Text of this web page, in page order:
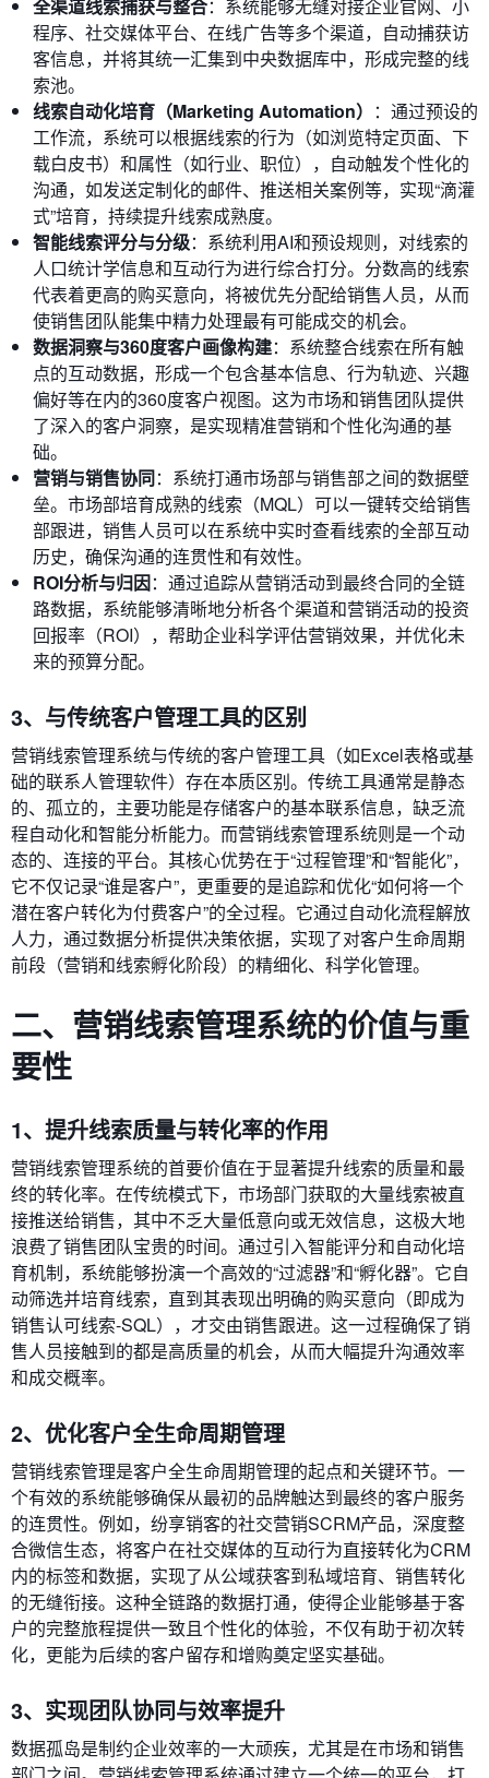
全渠道线索捕获与整合：系统能够无缝对接企业官网、小
程序、社交媒体平台、在线广告等多个渠道，自动捕获访
客信息，并将其统一汇集到中央数据库中，形成完整的线
索池。
线索自动化培育（Marketing Automation） ：通过预设的
工作流，系统可以根据线索的行为（如浏览特定页面、下
载白皮书）和属性（如行业、职位），自动触发个性化的
沟通，如发送定制化的邮件、推送相关案例等，实现“滴灌
式”培育，持续提升线索成熟度。
智能线索评分与分级：系统利用AI和预设规则，对线索的
人口统计学信息和互动行为进行综合打分。分数高的线索
代表着更高的购买意向，将被优先分配给销售人员，从而
使销售团队能集中精力处理最有可能成交的机会。
数据洞察与360度客户画像构建：系统整合线索在所有触
点的互动数据，形成一个包含基本信息、行为轨迹、兴趣
偏好等在内的360度客户视图。这为市场和销售团队提供
了深入的客户洞察，是实现精准营销和个性化沟通的基
础。
营销与销售协同：系统打通市场部与销售部之间的数据壁
垒。市场部培育成熟的线索（MQL）可以一键转交给销售
部跟进，销售人员可以在系统中实时查看线索的全部互动
历史，确保沟通的连贯性和有效性。
ROI分析与归因：通过追踪从营销活动到最终合同的全链
路数据，系统能够清晰地分析各个渠道和营销活动的投资
回报率（ROI），帮助企业科学评估营销效果，并优化未
来的预算分配。
3、与传统客户管理工具的区别
营销线索管理系统与传统的客户管理工具（如Excel表格或基
础的联系人管理软件）存在本质区别。传统工具通常是静态
的、孤立的，主要功能是存储客户的基本联系信息，缺乏流
程自动化和智能分析能力。而营销线索管理系统则是一个动
态的、连接的平台。其核心优势在于“过程管理”和“智能化”，
它不仅记录“谁是客户”，更重要的是追踪和优化“如何将一个
潜在客户转化为付费客户”的全过程。它通过自动化流程解放
人力，通过数据分析提供决策依据，实现了对客户生命周期
前段（营销和线索孵化阶段）的精细化、科学化管理。
二、营销线索管理系统的价值与重
要性
1、提升线索质量与转化率的作用
营销线索管理系统的首要价值在于显著提升线索的质量和最
终的转化率。在传统模式下，市场部门获取的大量线索被直
接推送给销售，其中不乏大量低意向或无效信息，这极大地
浪费了销售团队宝贵的时间。通过引入智能评分和自动化培
育机制，系统能够扮演一个高效的“过滤器”和“孵化器”。它自
动筛选并培育线索，直到其表现出明确的购买意向（即成为
销售认可线索-SQL），才交由销售跟进。这一过程确保了销
售人员接触到的都是高质量的机会，从而大幅提升沟通效率
和成交概率。
2、优化客户全生命周期管理
营销线索管理是客户全生命周期管理的起点和关键环节。一
个有效的系统能够确保从最初的品牌触达到最终的客户服务
的连贯性。例如，纷享销客的社交营销SCRM产品，深度整
合微信生态，将客户在社交媒体的互动行为直接转化为CRM
内的标签和数据，实现了从公域获客到私域培育、销售转化
的无缝衔接。这种全链路的数据打通，使得企业能够基于客
户的完整旅程提供一致且个性化的体验，不仅有助于初次转
化，更能为后续的客户留存和增购奠定坚实基础。
3、实现团队协同与效率提升
数据孤岛是制约企业效率的一大顽疾，尤其是在市场和销售